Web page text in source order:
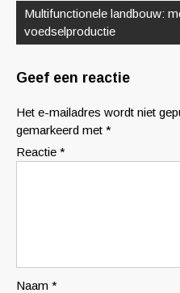
Multifunctionele landbouw:
voedselproductie
Geef een reactie
Het e-mailadres wordt niet
gemarkeerd met *
Reactie *
Naam *